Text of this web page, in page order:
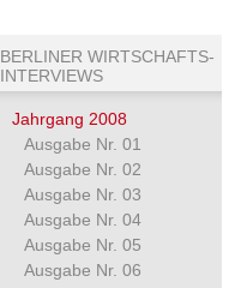
BERLINER WIRTSCHAFTS-
INTERVIEWS
Jahrgang 2008
Ausgabe Nr. 01
Ausgabe Nr. 02
Ausgabe Nr. 03
Ausgabe Nr. 04
Ausgabe Nr. 05
Ausgabe Nr. 06